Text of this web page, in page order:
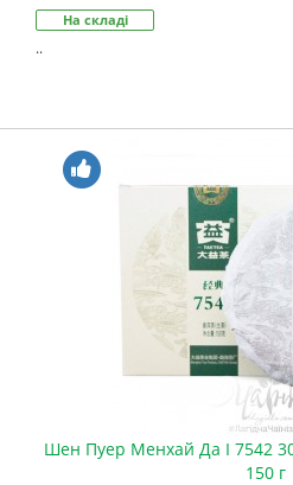
На складі
..
Шен Пуер Менхай Да І 7542
150 г